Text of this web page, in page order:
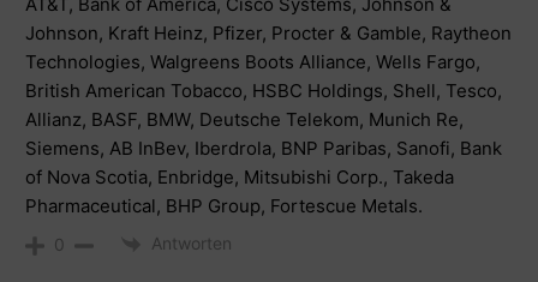
Johnson, Kraft Heinz, Pfizer, Procter & Gamble, Raytheon
Technologies, Walgreens Boots Alliance, Wells Fargo,
British American Tobacco, HSBC Holdings, Shell, Tesco,
Allianz, BASF, BMW, Deutsche Telekom, Munich Re,
Siemens, AB InBev, Iberdrola, BNP Paribas, Sanofi, Bank
of Nova Scotia, Enbridge, Mitsubishi Corp., Takeda
Pharmaceutical, BHP Group, Fortescue Metals.
0 Antworten